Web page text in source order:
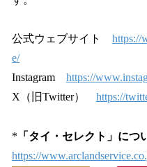
公式ウェブサイト https://
e/
Instagram https://
X（旧Twitter） https://
* 「タイ・セレクト」につ
https://